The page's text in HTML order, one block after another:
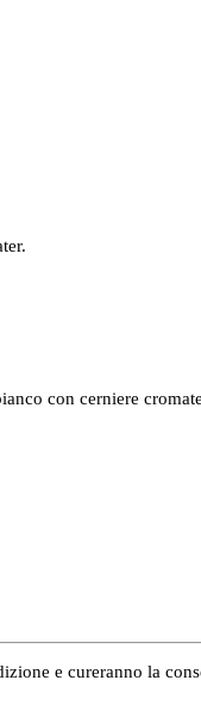
con cerniere
e cureranno la